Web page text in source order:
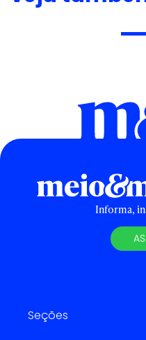
Informa,
Seções